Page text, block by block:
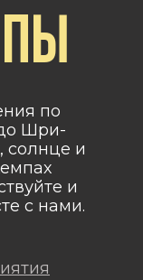
по
Шри-
солнце и
и
с нами.